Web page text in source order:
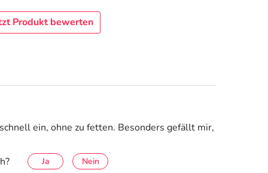
Produkt bewerten
ein, ohne zu fetten. Besonders gefällt mir,
Ja Nein